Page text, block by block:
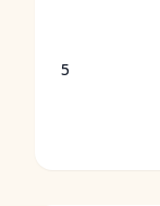
5